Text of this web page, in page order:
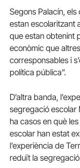
Segons Palacín,
estan escolaritzant
que estan obtenint
econòmic que
corresponsables i
política pública”.
D’altra banda,
segregació escolar
ha casos en què
escolar han estat
l’experiència de
reduït la